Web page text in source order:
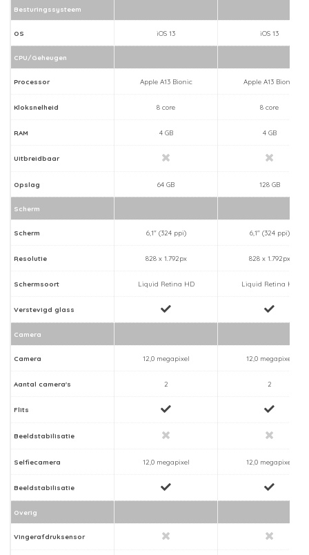
Besturingssysteem
OS iOS 13 iOS 13
CPU/Geheugen
Processor Apple A13 Bionic Apple A13 Bionic
Kloksnelheid 8 core 8 core
RAM 4 GB 4 GB
Uitbreidbaar
Opslag 64 GB 128 GB
Scherm
Scherm 6,1" (324 ppi) 6,1" (324 ppi)
Resolutie 828 x 1.792px 828 x 1.792px
Schermsoort Liquid Retina HD Liquid Retina HD
Verstevigd glass
Camera
Camera 12,0 megapixel 12,0 megapixel
Aantal camera's 2 2
Flits
Beeldstabilisatie
Selfiecamera 12,0 megapixel 12,0 megapixel
Beeldstabilisatie
Overig
Vingerafdruksensor